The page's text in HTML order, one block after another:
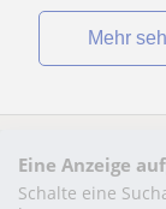
Mehr
Eine Anzeige
Schalte eine